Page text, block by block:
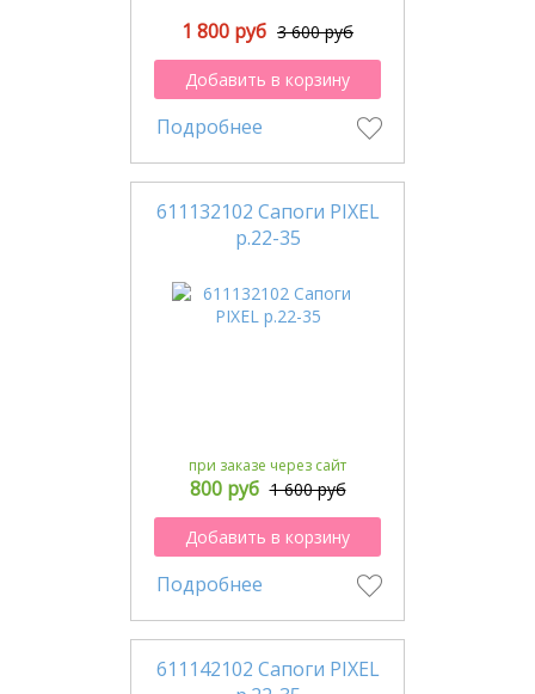
1 800 руб 3 600 руб
Добавить в корзину
Подробнее
611132102 Сапоги PIXEL
р.22-35
при заказе через сайт
800 руб 1 600 руб
Добавить в корзину
Подробнее
611142102 Сапоги PIXEL